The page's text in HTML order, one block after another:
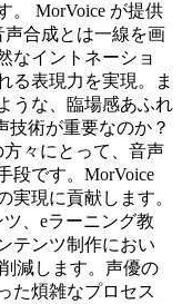
。 MorVoice が提供
合成とは一線を画
なイントネーショ
る表現力を実現。ま
うな、臨場感あふれ
技術が重要なのか？
々にとって、音声
段です。MorVoice
実現に貢献します。
、eラーニング教
テンツ制作におい
減します。声優の
た煩雑なプロセス